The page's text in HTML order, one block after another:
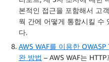
본적인 접근을 포함해서 고
웍 간에 어떻게 통합시킬 수
다.
AWS WAF를 이용한
완 방법 – AWS WAF는